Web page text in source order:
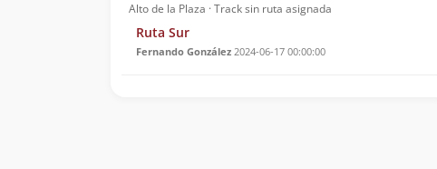
Alto de la Plaza · Track sin ruta asignada
Ruta Sur
Fernando González 2024-06-17 00:00:00